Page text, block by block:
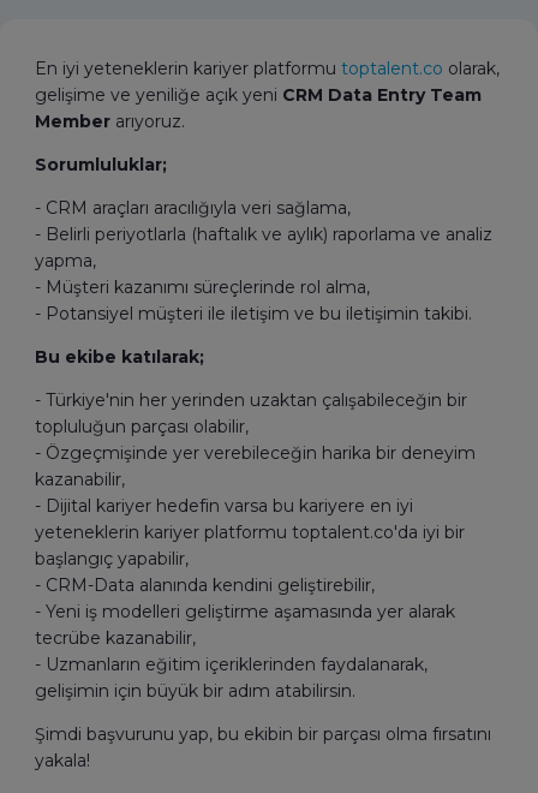
En iyi yeteneklerin kariyer platformu toptalent.co olarak,
gelişime ve yeniliğe açık yeni CRM Data Entry Team
Member arıyoruz.
Sorumluluklar;
- CRM araçları aracılığıyla veri sağlama,
- Belirli periyotlarla (haftalık ve aylık) raporlama ve analiz
yapma,
- Müşteri kazanımı süreçlerinde rol alma,
- Potansiyel müşteri ile iletişim ve bu iletişimin takibi.
Bu ekibe katılarak;
- Türkiye'nin her yerinden uzaktan çalışabileceğin bir
topluluğun parçası olabilir,
- Özgeçmişinde yer verebileceğin harika bir deneyim
kazanabilir,
- Dijital kariyer hedefin varsa bu kariyere en iyi
yeteneklerin kariyer platformu toptalent.co'da iyi bir
başlangıç yapabilir,
- CRM-Data alanında kendini geliştirebilir,
- Yeni iş modelleri geliştirme aşamasında yer alarak
tecrübe kazanabilir,
- Uzmanların eğitim içeriklerinden faydalanarak,
gelişimin için büyük bir adım atabilirsin.
Şimdi başvurunu yap, bu ekibin bir parçası olma fırsatını
yakala!